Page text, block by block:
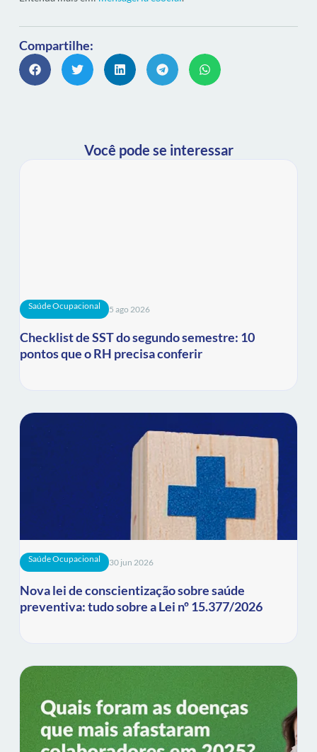
Compartilhe:
Você pode se interessar
Saúde Ocupacional 5 ago 2026
Checklist de SST do segundo semestre: 10
pontos que o RH precisa conferir
Saúde Ocupacional 30 jun 2026
Nova lei de conscientização sobre saúde
preventiva: tudo sobre a Lei nº 15.377/2026